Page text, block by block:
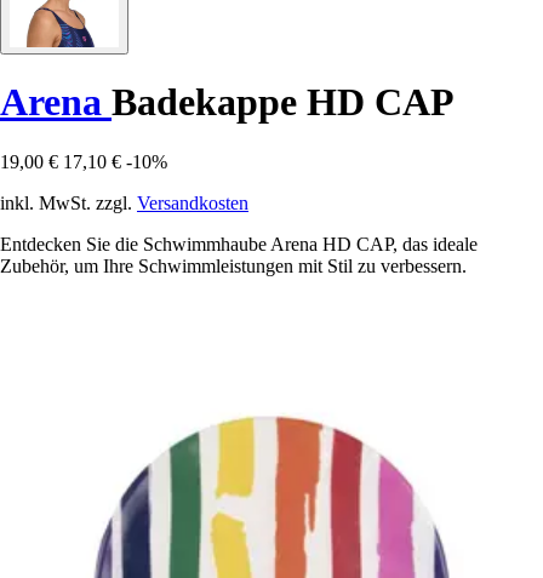
Arena Badekappe HD CAP
19,00 € 17,10 € -10%
inkl. MwSt. zzgl. Versandkosten
Entdecken Sie die Schwimmhaube Arena HD CAP, das ideale
Zubehör, um Ihre Schwimmleistungen mit Stil zu verbessern.